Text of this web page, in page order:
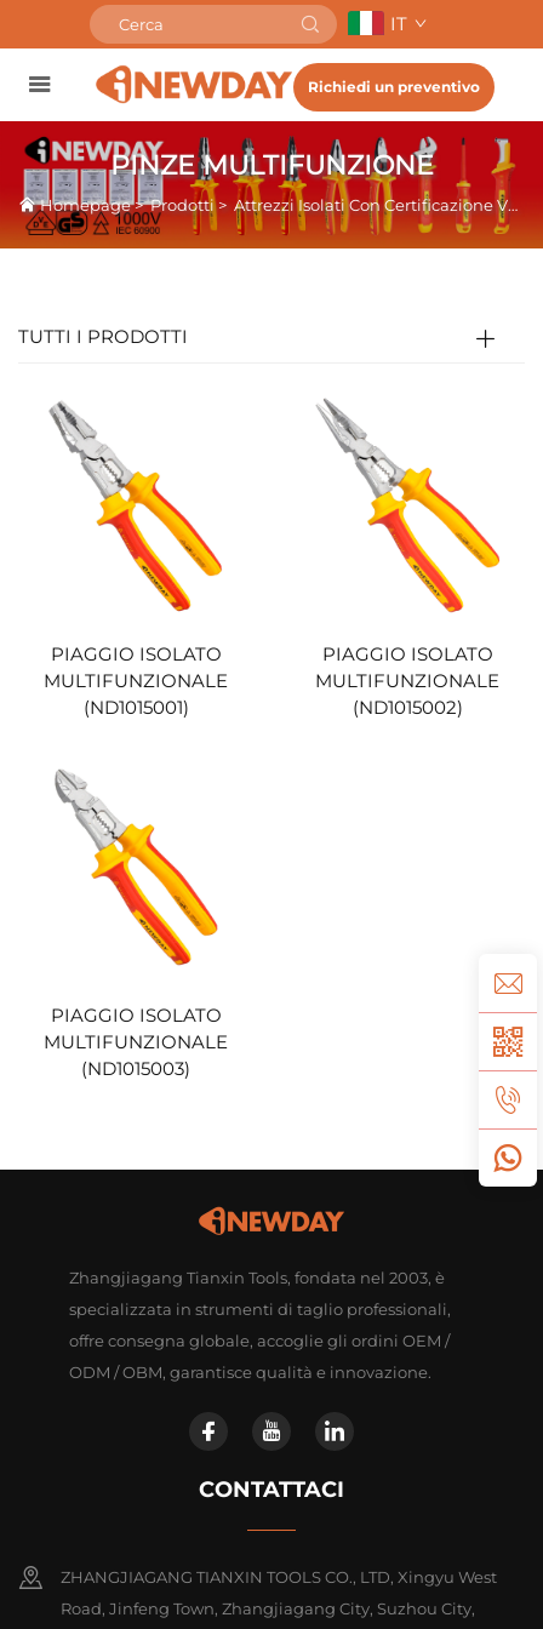
IT
Richiedi un preventivo
PINZE MULTIFUNZIONE
Homepage>Prodotti> Attrezzi Isolati Con Certificazione VDE
TUTTI I PRODOTTI
PIAGGIO ISOLATO
MULTIFUNZIONALE
(ND1015001)
PIAGGIO ISOLATO
MULTIFUNZIONALE
(ND1015002)
PIAGGIO ISOLATO
MULTIFUNZIONALE
(ND1015003)
Zhangjiagang Tianxin Tools, fondata nel 2003, è
specializzata in strumenti di taglio professionali,
offre consegna globale, accoglie gli ordini OEM /
ODM / OBM, garantisce qualità e innovazione.
CONTATTACI
ZHANGJIAGANG TIANXIN TOOLS CO., LTD, Xingyu West
Road, Jinfeng Town, Zhangjiagang City, Suzhou City,